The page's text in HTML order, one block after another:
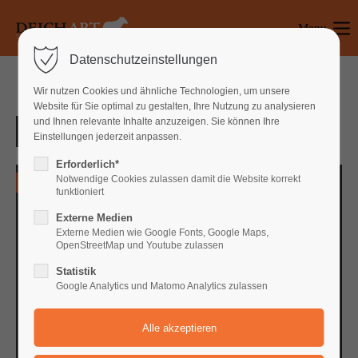
Login
Benutzername
Passwort
Anmelden
Register
Lorem ipsum dolor sit amet:
Menu
Datenschutzeinstellungen
Wir nutzen Cookies und ähnliche Technologien, um unsere
Website für Sie optimal zu gestalten, Ihre Nutzung zu analysieren
und Ihnen relevante Inhalte anzuzeigen. Sie können Ihre
Einstellungen jederzeit anpassen.
Erforderlich*
Notwendige Cookies zulassen damit die Website korrekt
funktioniert
Externe Medien
Externe Medien wie Google Fonts, Google Maps,
OpenStreetMap und Youtube zulassen
Statistik
Google Analytics und Matomo Analytics zulassen